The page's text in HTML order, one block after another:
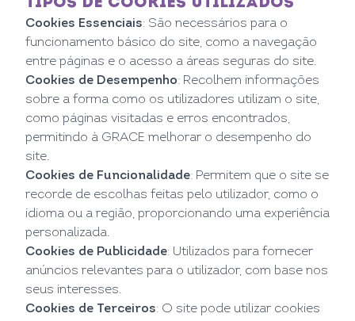
TIPOS DE COOKIES UTILIZADOS
Cookies Essenciais: São necessários para o
funcionamento básico do site, como a navegação
entre páginas e o acesso a áreas seguras do site.
Cookies de Desempenho: Recolhem informações
sobre a forma como os utilizadores utilizam o site,
como páginas visitadas e erros encontrados,
permitindo à GRACE melhorar o desempenho do
site.
Cookies de Funcionalidade: Permitem que o site se
recorde de escolhas feitas pelo utilizador, como o
idioma ou a região, proporcionando uma experiência
personalizada.
Cookies de Publicidade: Utilizados para fornecer
anúncios relevantes para o utilizador, com base nos
seus interesses.
Cookies de Terceiros: O site pode utilizar cookies